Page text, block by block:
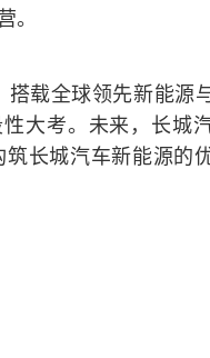
。
搭载全球领先新能源
大考。未来，长城
长城汽车新能源的